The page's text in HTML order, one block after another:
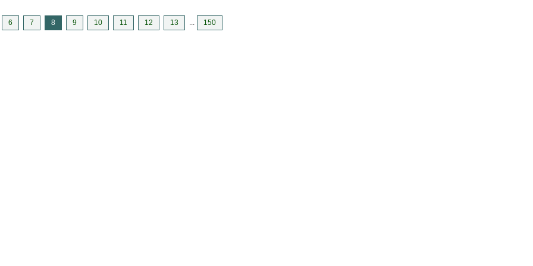
6 7 8 9 10 11 12 13 ... 150